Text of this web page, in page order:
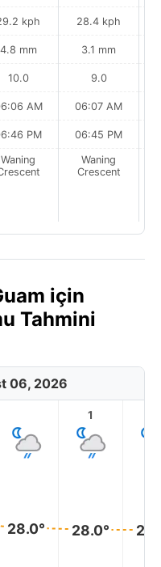
kph
4.8 mm
10.0
AM
PM
Waning
28.4 kph
3.1 mm
9.0
06:07 AM
06:45 PM
Waning
Crescent
için
Tahmini
06, 2026
28.0°
1
28.0°